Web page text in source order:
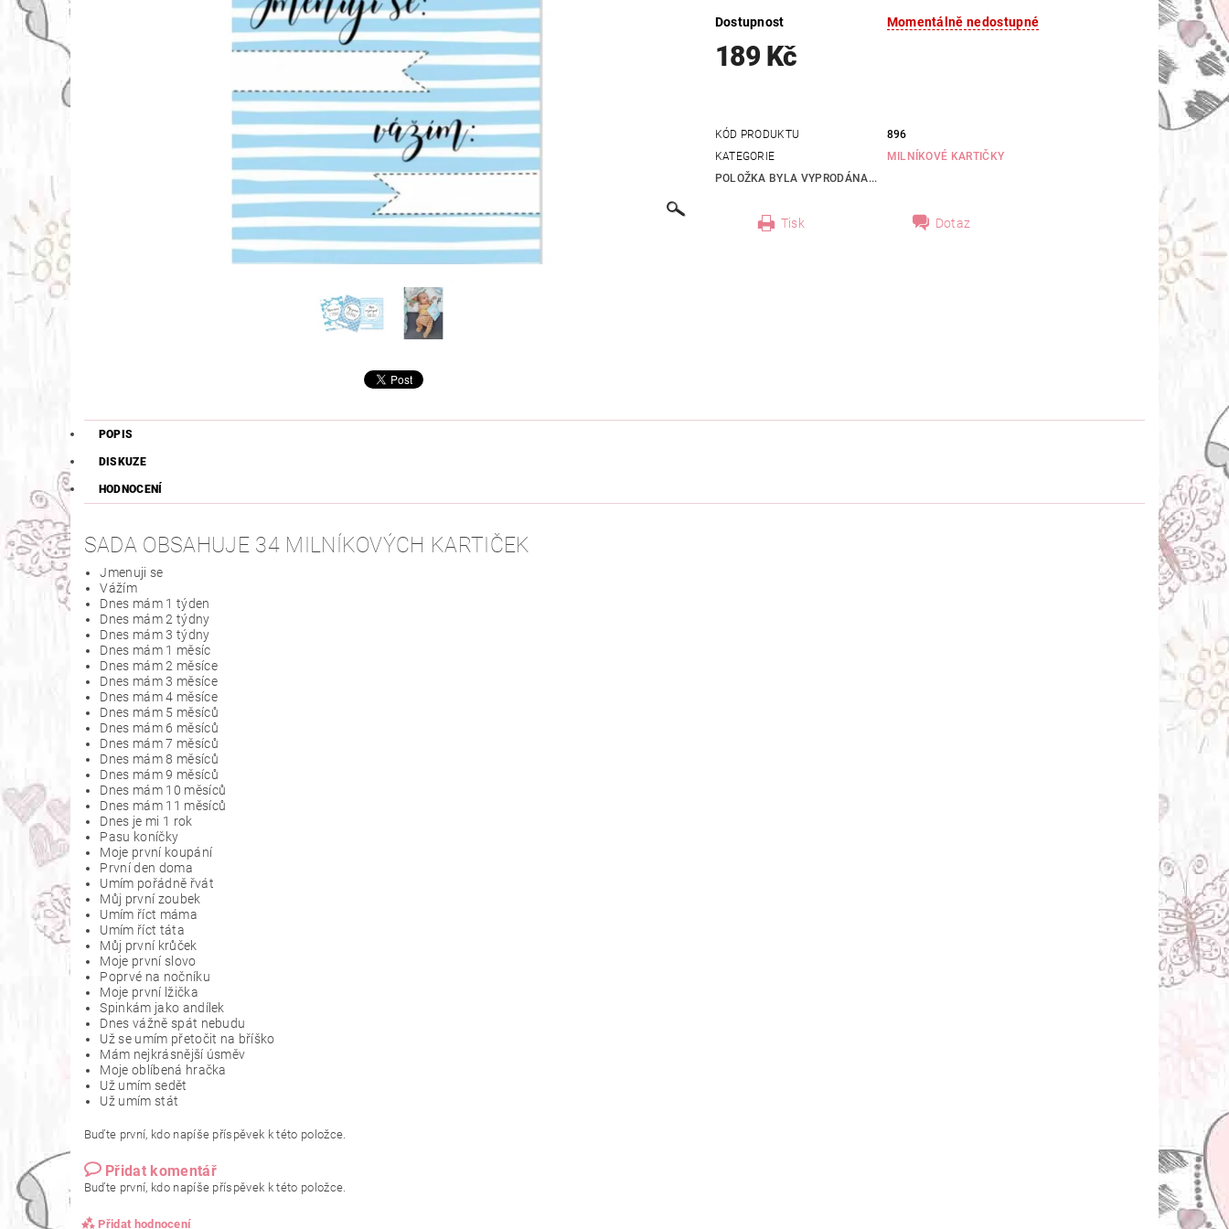
Dostupnost Momentálně nedostupné
189 Kč
KÓD PRODUKTU
896
KATEGORIE
MILNÍKOVÉ KARTIČKY
POLOŽKA BYLA VYPRODÁNA...
Tisk Dotaz
POPIS
DISKUZE
HODNOCENÍ
SADA OBSAHUJE 34 MILNÍKOVÝCH KARTIČEK
Jmenuji se
Vážím
Dnes mám 1 týden
Dnes mám 2 týdny
Dnes mám 3 týdny
Dnes mám 1 měsíc
Dnes mám 2 měsíce
Dnes mám 3 měsíce
Dnes mám 4 měsíce
Dnes mám 5 měsíců
Dnes mám 6 měsíců
Dnes mám 7 měsíců
Dnes mám 8 měsíců
Dnes mám 9 měsíců
Dnes mám 10 měsíců
Dnes mám 11 měsíců
Dnes je mi 1 rok
Pasu koníčky
Moje první koupání
První den doma
Umím pořádně řvát
Můj první zoubek
Umím říct máma
Umím říct táta
Můj první krůček
Moje první slovo
Poprvé na nočníku
Moje první lžička
Spinkám jako andílek
Dnes vážně spát nebudu
Už se umím přetočit na bříško
Mám nejkrásnější úsměv
Moje oblíbená hračka
Už umím sedět
Už umím stát
Buďte první, kdo napíše příspěvek k této položce.
Přidat komentář
Buďte první, kdo napíše příspěvek k této položce.
Přidat hodnocení